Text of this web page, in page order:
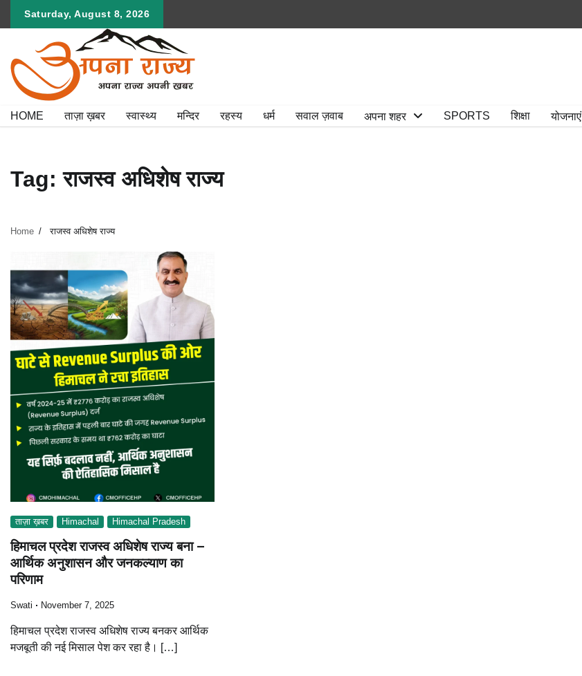
Saturday, August 8, 2026
HOME ताज़ा ख़बर स्वास्थ्य मन्दिर रहस्य धर्म सवाल ज़वाब अपना शहर SPORTS शिक्षा योजनाएं
Tag:राजस्व अधिशेष राज्य
Home राजस्व अधिशेष राज्य
ताज़ा ख़बर Himachal Himachal Pradesh
हिमाचल प्रदेश राजस्व अधिशेष राज्य बना –
आर्थिक अनुशासन और जनकल्याण का
परिणाम
Swati November 7, 2025
हिमाचल प्रदेश राजस्व अधिशेष राज्य बनकर आर्थिक
मजबूती की नई मिसाल पेश कर रहा है। […]